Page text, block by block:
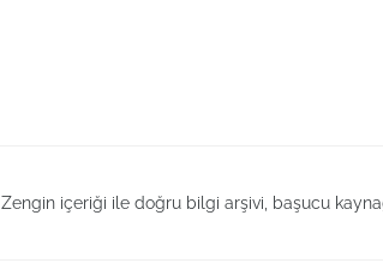
Zengin içeriği ile doğru bilgi arşivi, başucu